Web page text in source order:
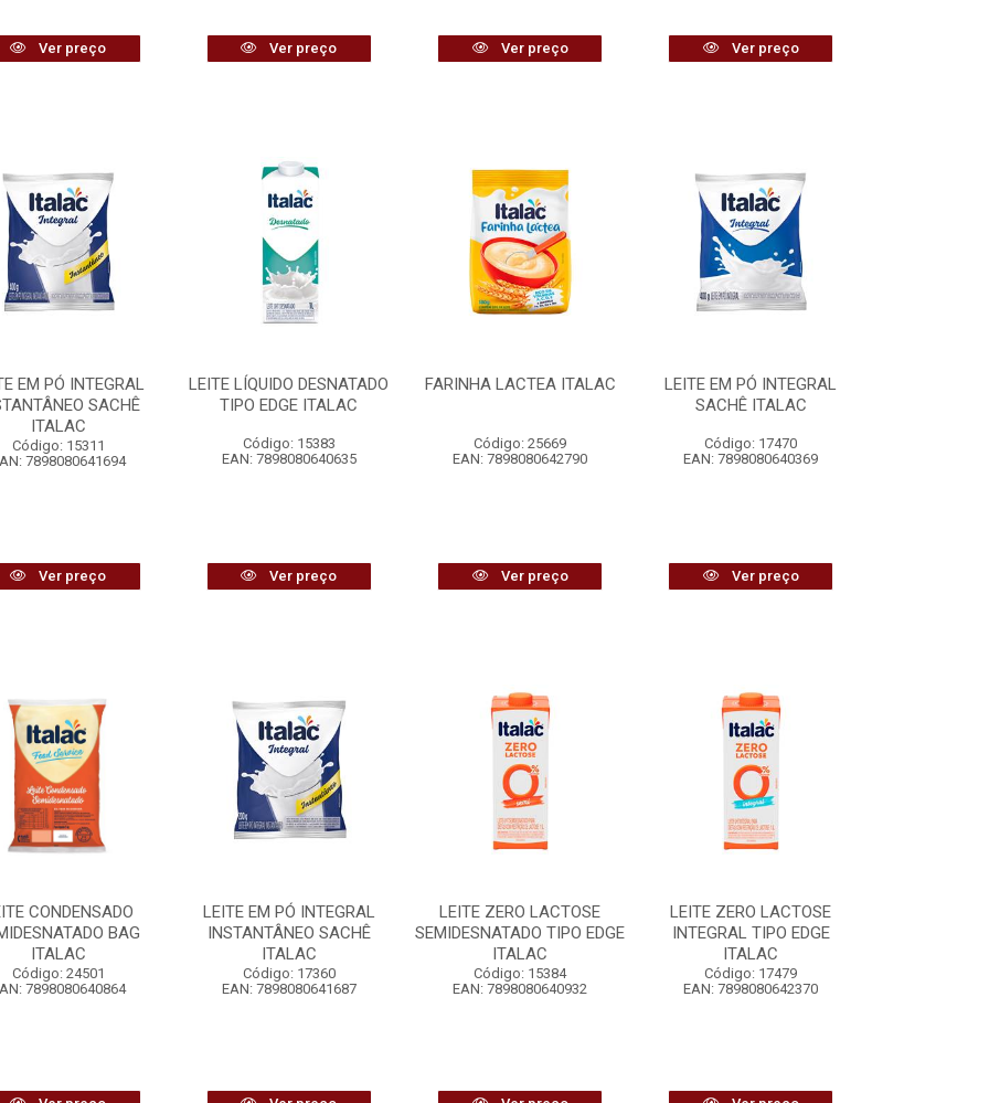
Ver preço Ver preço Ver preço Ver preço
EM PÓ INTEGRAL
SACHÊ
ITALAC
Código: 15311
7898080641694
Ver preço
LEITE LÍQUIDO DESNATADO
TIPO EDGE ITALAC
Código: 15383
EAN: 7898080640635
Ver preço
FARINHA LACTEA ITALAC
Código: 25669
EAN: 7898080642790
Ver preço
LEITE EM PÓ INTEGRAL
SACHÊ ITALAC
Código: 17470
EAN: 7898080640369
Ver preço
CONDENSADO
BAG
ITALAC
Código: 24501
7898080640864
LEITE EM PÓ INTEGRAL
INSTANTÂNEO SACHÊ
ITALAC
Código: 17360
EAN: 7898080641687
LEITE ZERO LACTOSE
SEMIDESNATADO TIPO EDGE
ITALAC
Código: 15384
EAN: 7898080640932
LEITE ZERO LACTOSE
INTEGRAL TIPO EDGE
ITALAC
Código: 17479
EAN: 7898080642370